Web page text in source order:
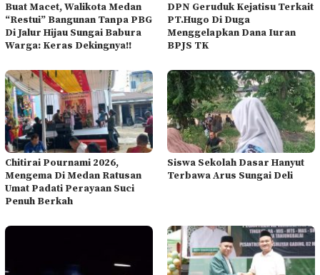
Buat Macet, Walikota Medan
“Restui” Bangunan Tanpa PBG
Di Jalur Hijau Sungai Babura
Warga: Keras Dekingnya!!
DPN Geruduk Kejatisu Terkait
PT.Hugo Di Duga
Menggelapkan Dana Iuran
BPJS TK
Chitirai Pournami 2026,
Mengema Di Medan Ratusan
Umat Padati Perayaan Suci
Penuh Berkah
Siswa Sekolah Dasar Hanyut
Terbawa Arus Sungai Deli